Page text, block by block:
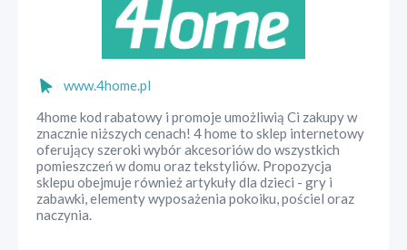
www.4home.pl
4home kod rabatowy i promoje umożliwią Ci zakupy w
znacznie niższych cenach! 4 home to sklep internetowy
oferujący szeroki wybór akcesoriów do wszystkich
pomieszczeń w domu oraz tekstyliów. Propozycja
sklepu obejmuje również artykuły dla dzieci - gry i
zabawki, elementy wyposażenia pokoiku, pościel oraz
naczynia.